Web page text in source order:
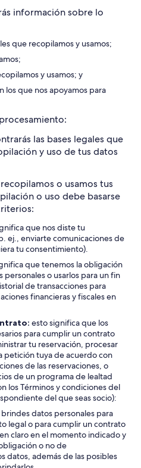
información sobre lo
que recopilamos y usamos;
y usamos; y
los que nos apoyamos para
las bases legales que
y uso de tus datos
o usamos tus
o uso debe basarse
que nos diste tu
ej., enviarte comunicaciones de
tu consentimiento).
que tenemos la obligación
o usarlos para un fin
de transacciones para
financieras y fiscales en
esto significa que los
para cumplir un contrato
tu reservación, procesar
petición tuya de acuerdo con
de las reservaciones, o
de un programa de lealtad
los Términos y condiciones del
del que seas socio):
datos personales para
legal o para cumplir un contrato
claro en el momento indicado y
o no de
datos, además de las posibles